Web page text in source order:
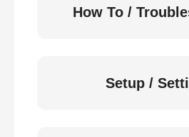
How To /
Setup /